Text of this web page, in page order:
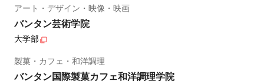
アート・デザイン・映像・映画
バンタン芸術学院
大学部
製菓・カフェ・和洋調理
バンタン国際製菓カフェ和洋調理学院